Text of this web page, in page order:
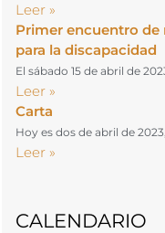
Leer »
Primer encuentro de
para la discapacidad
El sábado 15 de abril de
Leer »
Carta
Hoy es dos de abril de
Leer »
CALENDARIO